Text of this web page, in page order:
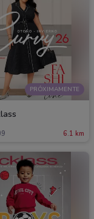
PRÓXIMAMENTE
6.1 km